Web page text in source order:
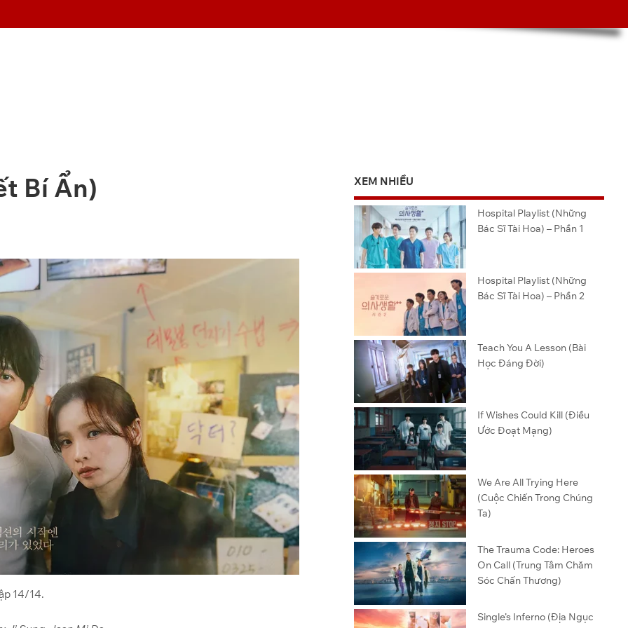
Bí Ẩn)
14/14.
XEM NHIỀU
Hospital Playlist (Những
Bác Sĩ Tài Hoa) – Phần 1
Hospital Playlist (Những
Bác Sĩ Tài Hoa) – Phần 2
Teach You A Lesson (Bài
Học Đáng Đời)
If Wishes Could Kill (Điều
Ước Đoạt Mạng)
We Are All Trying Here
(Cuộc Chiến Trong Chúng
Ta)
The Trauma Code: Heroes
On Call (Trung Tâm Chăm
Sóc Chấn Thương)
Single’s Inferno (Địa Ngục